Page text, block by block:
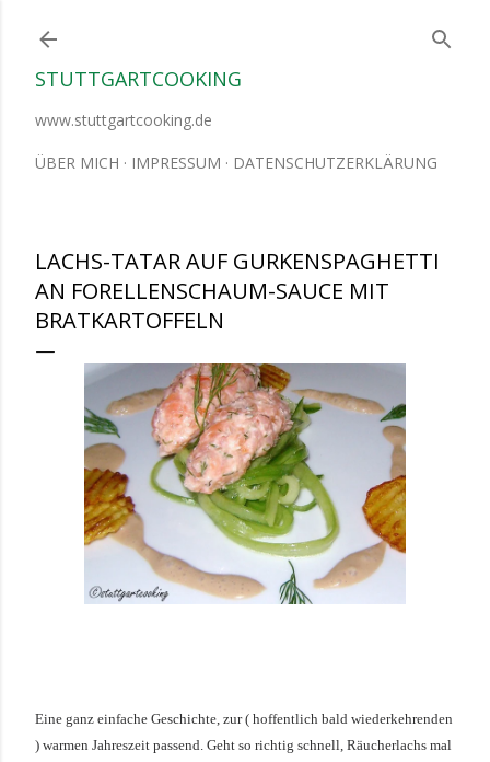
STUTTGARTCOOKING
www.stuttgartcooking.de
ÜBER MICH IMPRESSUM DATENSCHUTZERKLÄRUNG
LACHS-TATAR AUF GURKENSPAGHETTI
AN FORELLENSCHAUM-SAUCE MIT
BRATKARTOFFELN
Eine ganz einfache Geschichte, zur ( hoffentlich bald wiederkehrenden
) warmen Jahreszeit passend. Geht so richtig schnell, Räucherlachs mal